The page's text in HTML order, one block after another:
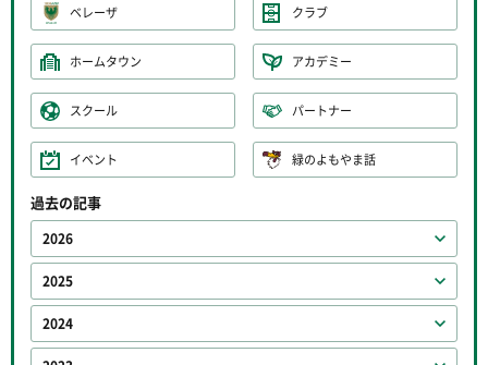
ベレーザ クラブ
ホームタウン アカデミー
スクール パートナー
イベント 緑のよもやま話
過去の記事
2026
2025
2024